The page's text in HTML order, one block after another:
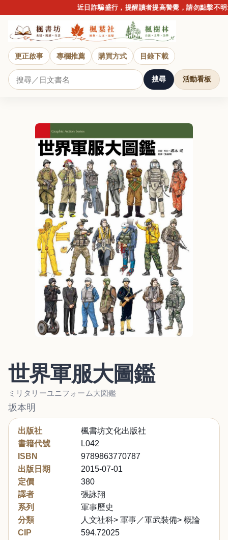
近日詐騙盛行，提醒讀者提高警覺，請勿點擊不明連結
更正啟事 專欄推薦 購買方式 目錄下載
搜尋 活動看板
世界軍服大圖鑑
ミリタリーユニフォーム大図鑑
坂本明
出版社
楓書坊文化出版社
書籍代號
L042
ISBN
9789863770787
出版日期
2015-07-01
定價
380
譯者
張詠翔
系列
軍事歷史
分類
人文社科> 軍事／軍武裝備> 概論
CIP
594.72025